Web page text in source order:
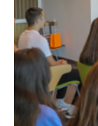
Geo Eng